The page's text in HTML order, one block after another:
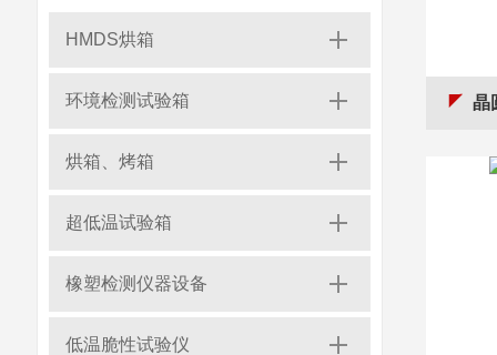
HMDS烘箱
环境检测试验箱
烘箱、烤箱
超低温试验箱
橡塑检测仪器设备
低温脆性试验仪
晶